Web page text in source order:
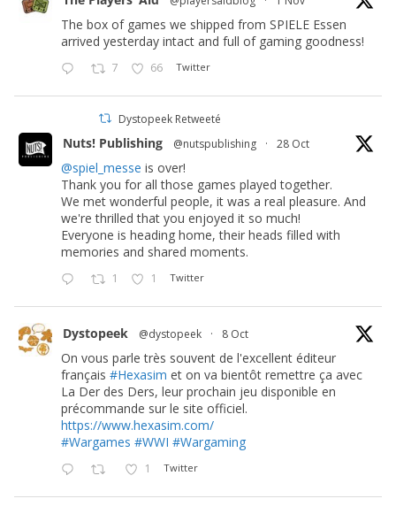
The box of games we shipped from SPIELE Essen
arrived yesterday intact and full of gaming goodness!
7 66 Twitter
Dystopeek Retweeté
Nuts! Publishing @nutspublishing · 28 Oct
@spiel_messe is over!
Thank you for all those games played together.
We met wonderful people, it was a real pleasure. And
we're thrilled that you enjoyed it so much!
Everyone is heading home, their heads filled with
memories and shared moments.
1 1 Twitter
Dystopeek @dystopeek · 8 Oct
On vous parle très souvent de l'excellent éditeur
français #Hexasim et on va bientôt remettre ça avec
La Der des Ders, leur prochain jeu disponible en
précommande sur le site officiel.
https://www.hexasim.com/
#Wargames #WWI #Wargaming
1 Twitter